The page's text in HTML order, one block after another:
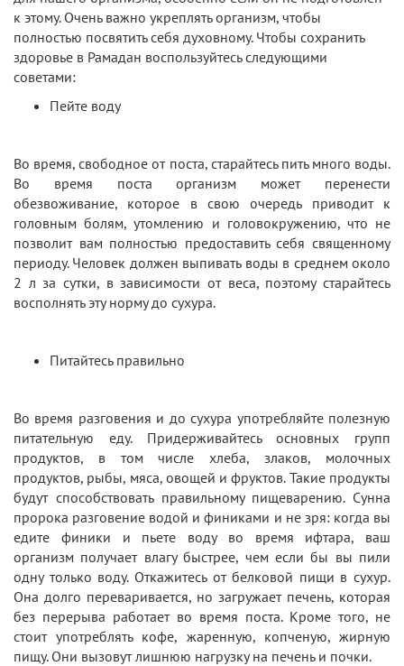
к этому. Очень важно укреплять организм, чтобы
полностью посвятить себя духовному. Чтобы сохранить
здоровье в Рамадан воспользуйтесь следующими
советами:
Пейте воду
Во время, свободное от поста, старайтесь пить много воды.
Во время поста организм может перенести
обезвоживание, которое в свою очередь приводит к
головным болям, утомлению и головокружению, что не
позволит вам полностью предоставить себя священному
периоду. Человек должен выпивать воды в среднем около
2 л за сутки, в зависимости от веса, поэтому старайтесь
восполнять эту норму до сухура.
Питайтесь правильно
Во время разговения и до сухура употребляйте полезную
питательную еду. Придерживайтесь основных групп
продуктов, в том числе хлеба, злаков, молочных
продуктов, рыбы, мяса, овощей и фруктов. Такие продукты
будут способствовать правильному пищеварению. Сунна
пророка разговение водой и финиками и не зря: когда вы
едите финики и пьете воду во время ифтара, ваш
организм получает влагу быстрее, чем если бы вы пили
одну только воду. Откажитесь от белковой пищи в сухур.
Она долго переваривается, но загружает печень, которая
без перерыва работает во время поста. Кроме того, не
стоит употреблять кофе, жаренную, копченую, жирную
пищу. Они вызовут лишнюю нагрузку на печень и почки.